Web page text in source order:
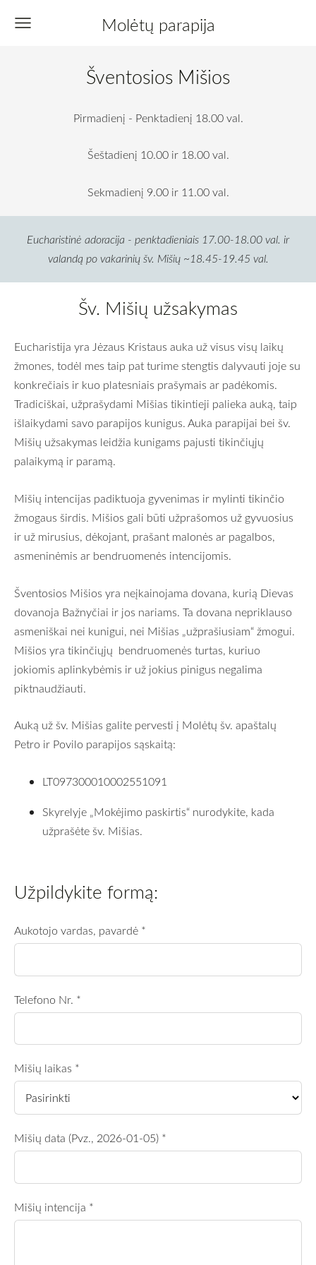
Molėtų parapija
Šventosios Mišios
Pirmadienį - Penktadienį 18.00 val.
Šeštadienį 10.00 ir 18.00 val.
Sekmadienį 9.00 ir 11.00 val.
Eucharistinė adoracija - penktadieniais 17.00-18.00 val. ir
valandą po vakarinių šv. Mišių ~18.45-19.45 val.
Šv. Mišių užsakymas
Eucharistija yra Jėzaus Kristaus auka už visus visų laikų
žmones, todėl mes taip pat turime stengtis dalyvauti joje su
konkrečiais ir kuo platesniais prašymais ar padėkomis.
Tradiciškai, užprašydami Mišias tikintieji palieka auką, taip
išlaikydami savo parapijos kunigus. Auka parapijai bei šv.
Mišių užsakymas leidžia kunigams pajusti tikinčiųjų
palaikymą ir paramą.
Mišių intencijas padiktuoja gyvenimas ir mylinti tikinčio
žmogaus širdis. Mišios gali būti užprašomos už gyvuosius
ir už mirusius, dėkojant, prašant malonės ar pagalbos,
asmeninėmis ar bendruomenės intencijomis.
Šventosios Mišios yra neįkainojama dovana, kurią Dievas
dovanoja Bažnyčiai ir jos nariams. Ta dovana nepriklauso
asmeniškai nei kunigui, nei Mišias „užprašiusiam“ žmogui.
Mišios yra tikinčiųjų bendruomenės turtas, kuriuo
jokiomis aplinkybėmis ir už jokius pinigus negalima
piktnaudžiauti.
Auką už šv. Mišias galite pervesti į Molėtų šv. apaštalų
Petro ir Povilo parapijos sąskaitą:
LT097300010002551091
Skyrelyje „Mokėjimo paskirtis“ nurodykite, kada
užprašėte šv. Mišias.
Užpildykite formą:
Aukotojo vardas, pavardė *
Telefono Nr. *
Mišių laikas *
Mišių data (Pvz., 2026-01-05) *
Mišių intencija *